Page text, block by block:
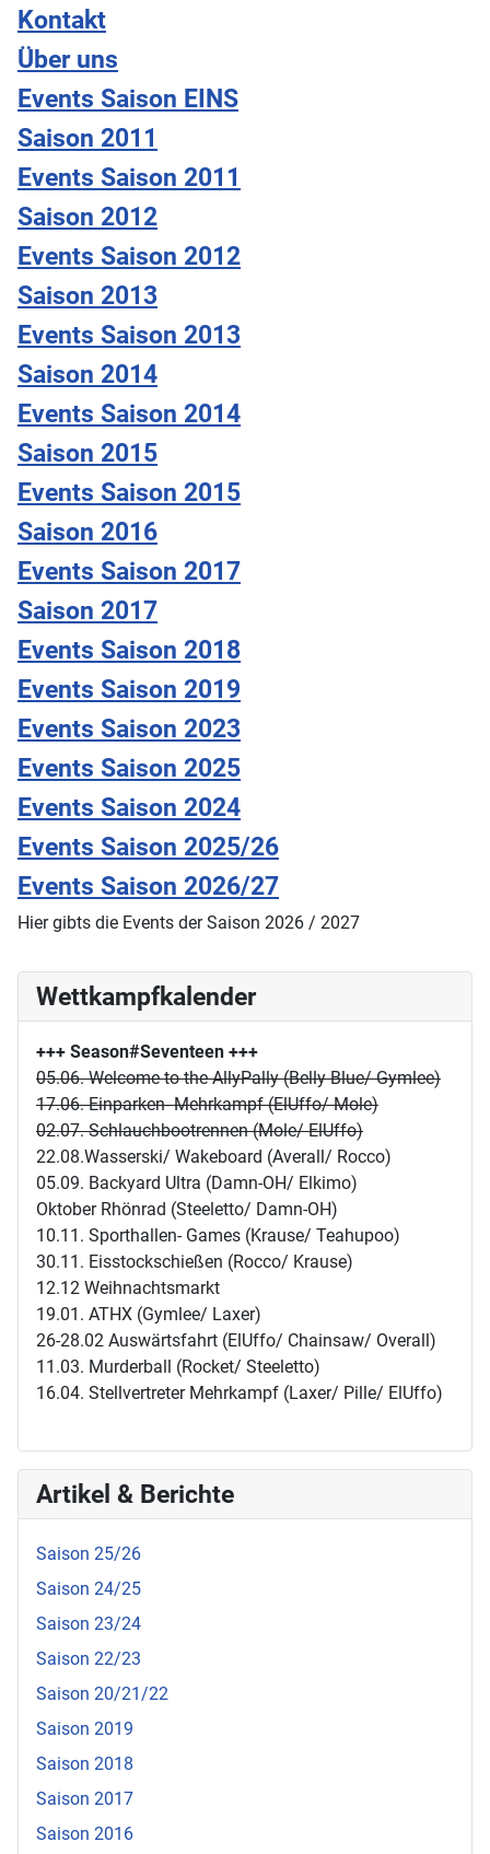
Kontakt
Über uns
Events Saison EINS
Saison 2011
Events Saison 2011
Saison 2012
Events Saison 2012
Saison 2013
Events Saison 2013
Saison 2014
Events Saison 2014
Saison 2015
Events Saison 2015
Saison 2016
Events Saison 2017
Saison 2017
Events Saison 2018
Events Saison 2019
Events Saison 2023
Events Saison 2025
Events Saison 2024
Events Saison 2025/26
Events Saison 2026/27
Hier gibts die Events der Saison 2026 / 2027
Wettkampfkalender
+++ Season#Seventeen +++
05.06. Welcome to the AllyPally (Belly Blue/ Gymlee)
17.06. Einparken- Mehrkampf (ElUffo/ Mole)
02.07. Schlauchbootrennen (Mole/ ElUffo)
22.08.Wasserski/ Wakeboard (Averall/ Rocco)
05.09. Backyard Ultra (Damn-OH/ Elkimo)
Oktober Rhönrad (Steeletto/ Damn-OH)
10.11. Sporthallen- Games (Krause/ Teahupoo)
30.11. Eisstockschießen (Rocco/ Krause)
12.12 Weihnachtsmarkt
19.01. ATHX (Gymlee/ Laxer)
26-28.02 Auswärtsfahrt (ElUffo/ Chainsaw/ Overall)
11.03. Murderball (Rocket/ Steeletto)
16.04. Stellvertreter Mehrkampf (Laxer/ Pille/ ElUffo)
Artikel & Berichte
Saison 25/26
Saison 24/25
Saison 23/24
Saison 22/23
Saison 20/21/22
Saison 2019
Saison 2018
Saison 2017
Saison 2016